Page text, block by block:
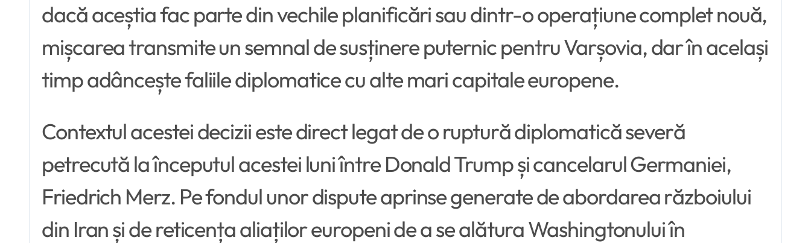
dacă aceștia fac parte din vechile planificări sau dintr-o operațiune complet nouă,
mișcarea transmite un semnal de susținere puternic pentru Varșovia, dar în același
timp adâncește faliile diplomatice cu alte mari capitale europene.
Contextul acestei decizii este direct legat de o ruptură diplomatică severă
petrecută la începutul acestei luni între Donald Trump și cancelarul Germaniei,
Friedrich Merz. Pe fondul unor dispute aprinse generate de abordarea războiului
din Iran și de reticența aliaților europeni de a se alătura Washingtonului în